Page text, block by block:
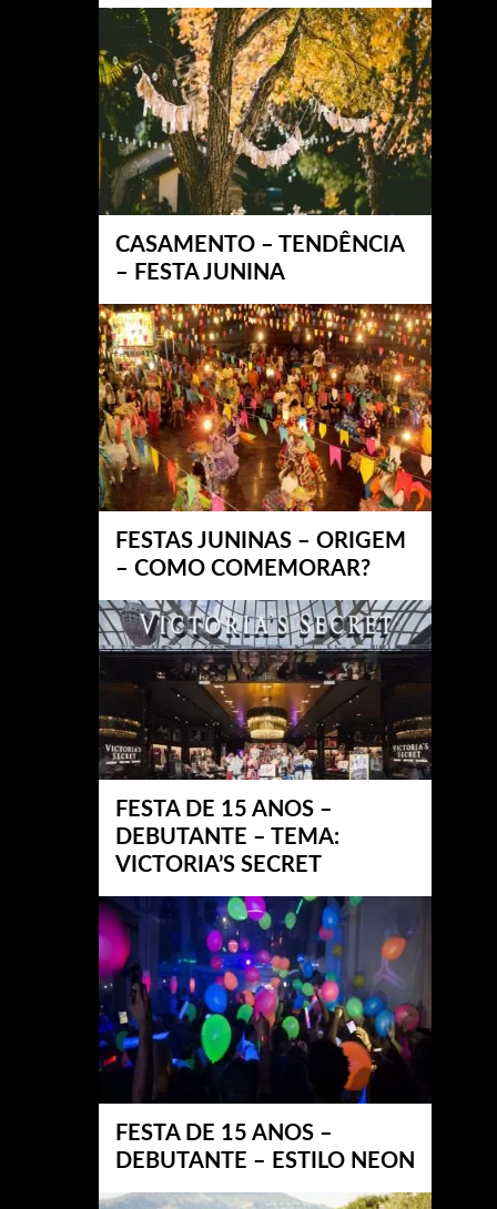
CASAMENTO – TENDÊNCIA
– FESTA JUNINA
FESTAS JUNINAS – ORIGEM
– COMO COMEMORAR?
FESTA DE 15 ANOS –
DEBUTANTE – TEMA:
VICTORIA’S SECRET
FESTA DE 15 ANOS –
DEBUTANTE – ESTILO NEON